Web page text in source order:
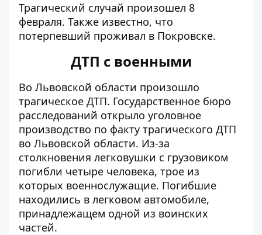
Трагический случай произошел 8
февраля. Также известно, что
потерпевший проживал в Покровске.
ДТП с военными
Во Львовской области произошло
трагическое ДТП. Государственное бюро
расследований открыло уголовное
производство по факту трагического ДТП
во Львовской области. Из-за
столкновения легковушки с грузовиком
погибли четыре человека, трое из
которых военнослужащие. Погибшие
находились в легковом автомобиле,
принадлежащем одной из воинских
частей.